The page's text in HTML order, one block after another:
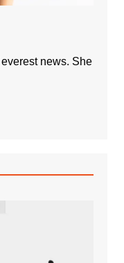
news. She